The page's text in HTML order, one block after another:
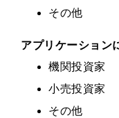
その他
アプリケーション
機関投資家
小売投資家
その他